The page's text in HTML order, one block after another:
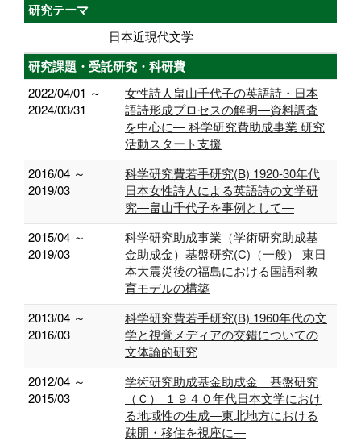
研究テーマ
日本近現代文学
研究課題・受託研究・科研費
2022/04/01 ～
2024/03/31
女性詩人畠山千代子の英語詩・日本
語詩形成プロセスの解明―資料調査
を中心に― 科学研究費助成事業 研究
活動スタート支援
2016/04 ～
2019/03
科学研究費若手研究(B) 1920-30年代
日本女性詩人による英語詩の文学研
究―畠山千代子を事例として―
2015/04 ～
2019/03
科学研究助成事業（学術研究助成基
金助成金）基盤研究(C)（一般） 東日
本大震災後の福島における国語科教
育モデルの構築
2013/04 ～
2016/03
科学研究費若手研究(B) 1960年代の文
学と視覚メディアの交錯についての
文体論的研究
2012/04 ～
2015/03
学術研究助成基金助成金 基盤研究
（Ｃ） １９４０年代日本文学におけ
る地域性の生成―東北地方における
疎開・移住を視座に―